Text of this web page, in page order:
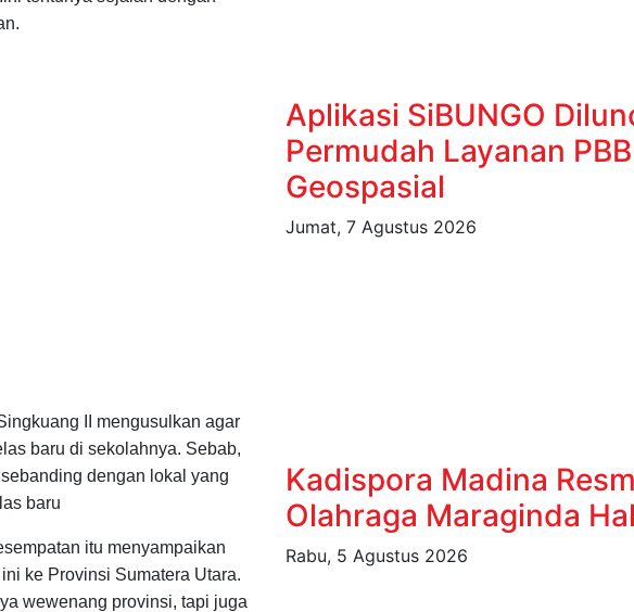
II mengusulkan agar
baru di sekolahnya. Sebab,
dengan lokal yang
baru
itu menyampaikan
ke Provinsi Sumatera Utara.
wewenang provinsi, tapi juga
Aplikasi SiBUNGO
Permudah Layanan
Geospasial
Jumat, 7 Agustus 2026
Kadispora Madina
Olahraga Maraginda
Rabu, 5 Agustus 2026